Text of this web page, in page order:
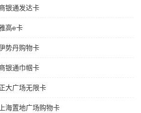
银通发达卡
高e卡
势丹购物卡
银通巾帼卡
大广场无限卡
海置地广场购物卡